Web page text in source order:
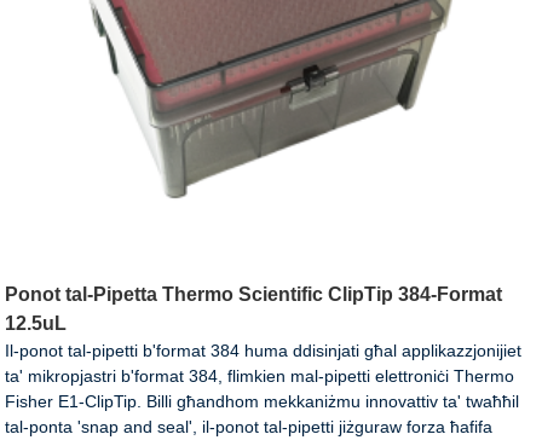
Ponot tal-Pipetta Thermo Scientific ClipTip 384-Format
12.5uL
Il-ponot tal-pipetti b'format 384 huma ddisinjati għal applikazzjonijiet
ta' mikropjastri b'format 384, flimkien mal-pipetti elettroniċi Thermo
Fisher E1-ClipTip. Billi għandhom mekkaniżmu innovattiv ta' twaħħil
tal-ponta 'snap and seal', il-ponot tal-pipetti jiżguraw forza ħafifa